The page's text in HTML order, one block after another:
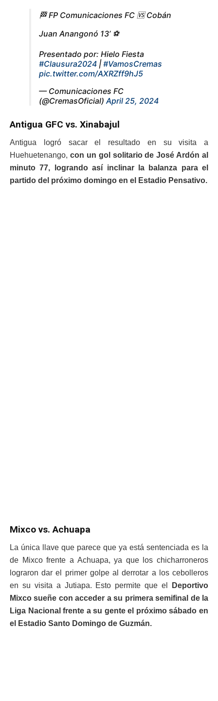
🏁 FP Comunicaciones FC 🆚 Cobán
Juan Anangonó 13’ ⚽
Presentado por: Hielo Fiesta
#Clausura2024 | #VamosCremas
pic.twitter.com/AXRZff9hJ5
— Comunicaciones FC
(@CremasOficial) April 25, 2024
Antigua GFC vs. Xinabajul
Antigua logró sacar el resultado en su visita a
Huehuetenango, con un gol solitario de José Ardón al
minuto 77, logrando así inclinar la balanza para el
partido del próximo domingo en el Estadio Pensativo.
Mixco vs. Achuapa
La única llave que parece que ya está sentenciada es la
de Mixco frente a Achuapa, ya que los chicharroneros
lograron dar el primer golpe al derrotar a los cebolleros
en su visita a Jutiapa. Esto permite que el
Deportivo
Mixco sueñe con acceder a su primera semifinal de la
Liga Nacional frente a su gente el próximo sábado en
el Estadio Santo Domingo de Guzmán.